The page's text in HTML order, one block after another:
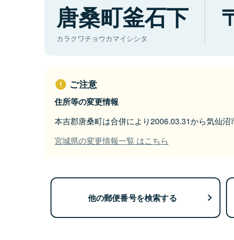
唐桑町釜石下
カラクワチョウカマイシシタ
ご注意
住所等の変更情報
本吉郡唐桑町は合併により2006.03.31から気仙沼
宮城県の変更情報一覧 はこちら
他の郵便番号を検索する